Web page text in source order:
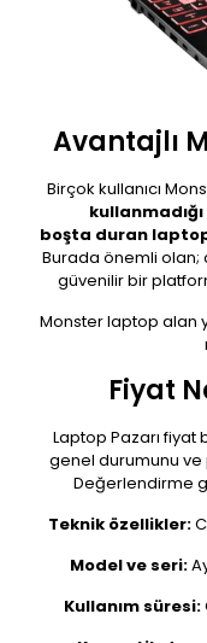
Avantajlı
Birçok kullanıcı
boşta duran
Burada önemli olan;
güvenilir bir
Monster laptop alan
Fiyat
Laptop Pazarı fiyat
genel durumunu ve
Değerlendirme
Teknik özellikler:
Model ve seri:
Kullanım süresi: